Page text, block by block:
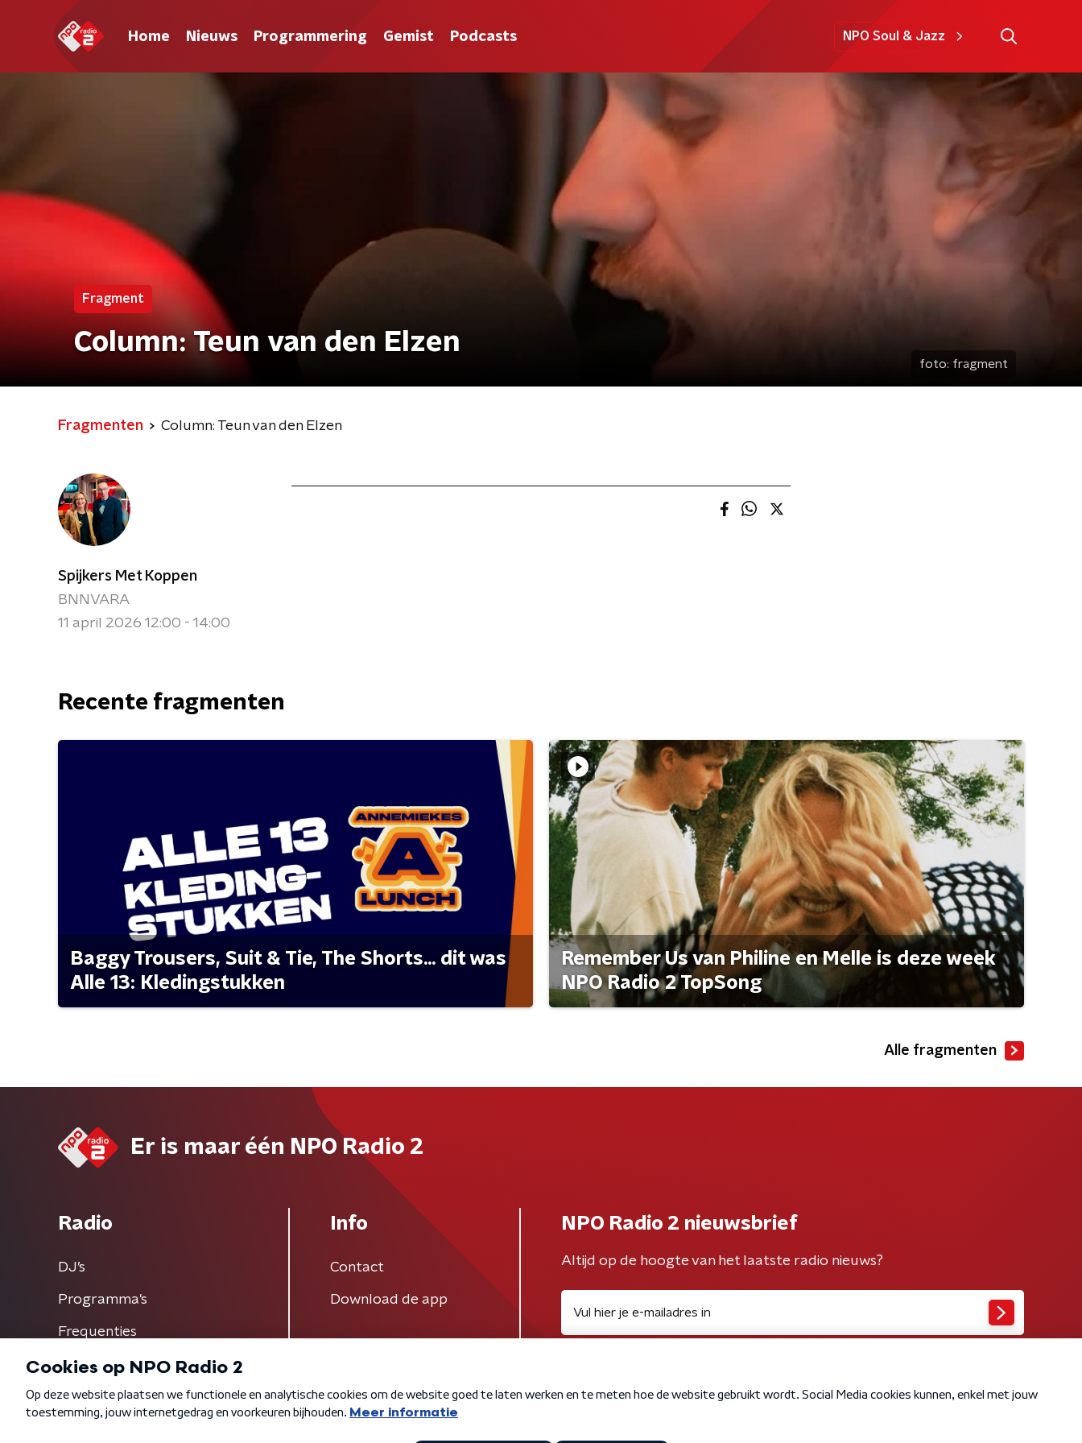
Home Nieuws Programmering Gemist Podcasts NPO Soul & Jazz
Fragment
Column: Teun van den Elzen
foto: fragment
Fragmenten Column: Teun van den Elzen
Spijkers Met Koppen
BNNVARA
11 april 2026 12:00 - 14:00
Recente fragmenten
Baggy Trousers, Suit & Tie, The Shorts... dit was
Alle 13: Kledingstukken
Remember Us van Philine en Melle is deze week
NPO Radio 2 TopSong
Alle fragmenten
Er is maar één NPO Radio 2
Radio
DJ’s
Programma's
Frequenties
Info
Contact
Download de app
NPO Radio 2 nieuwsbrief
Altijd op de hoogte van het laatste radio nieuws?
Algemene voorwaarden Privacybeleid